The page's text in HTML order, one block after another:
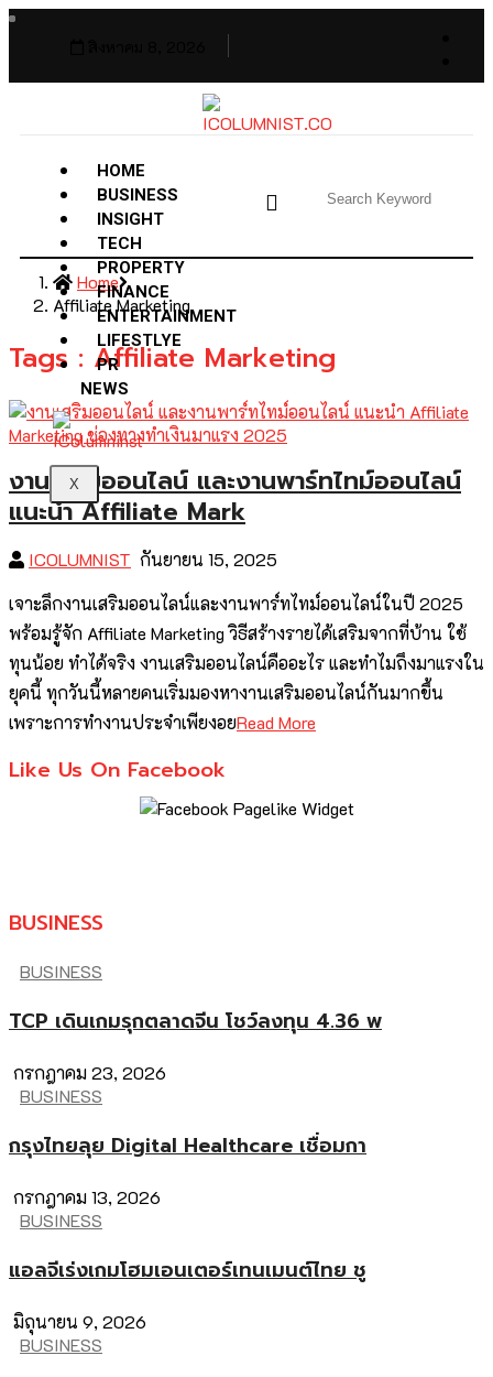
HOME
BUSINESS
INSIGHT
TECH
PROPERTY
FINANCE
ENTERTAINMENT
LIFESTLYE
PR
NEWS
X
Home
Affiliate Marketing
Tags : Affiliate Marketing
งานเสริมออนไลน์ และงานพาร์ทไทม์ออนไลน์
แนะนำ Affiliate Mark
ICOLUMNIST กันยายน 15, 2025
เจาะลึกงานเสริมออนไลน์และงานพาร์ทไทม์ออนไลน์ในปี 2025
พร้อมรู้จัก Affiliate Marketing วิธีสร้างรายได้เสริมจากที่บ้าน ใช้
ทุนน้อย ทำได้จริง งานเสริมออนไลน์คืออะไร และทำไมถึงมาแรงใน
ยุคนี้ ทุกวันนี้หลายคนเริ่มมองหางานเสริมออนไลน์กันมากขึ้น
เพราะการทำงานประจำเพียงอยRead More
Like Us On Facebook
BUSINESS
BUSINESS
TCP เดินเกมรุกตลาดจีน โชว์ลงทุน 4.36 พ
กรกฎาคม 23, 2026
BUSINESS
กรุงไทยลุย Digital Healthcare เชื่อมกา
กรกฎาคม 13, 2026
BUSINESS
แอลจีเร่งเกมโฮมเอนเตอร์เทนเมนต์ไทย ชู
มิถุนายน 9, 2026
BUSINESS